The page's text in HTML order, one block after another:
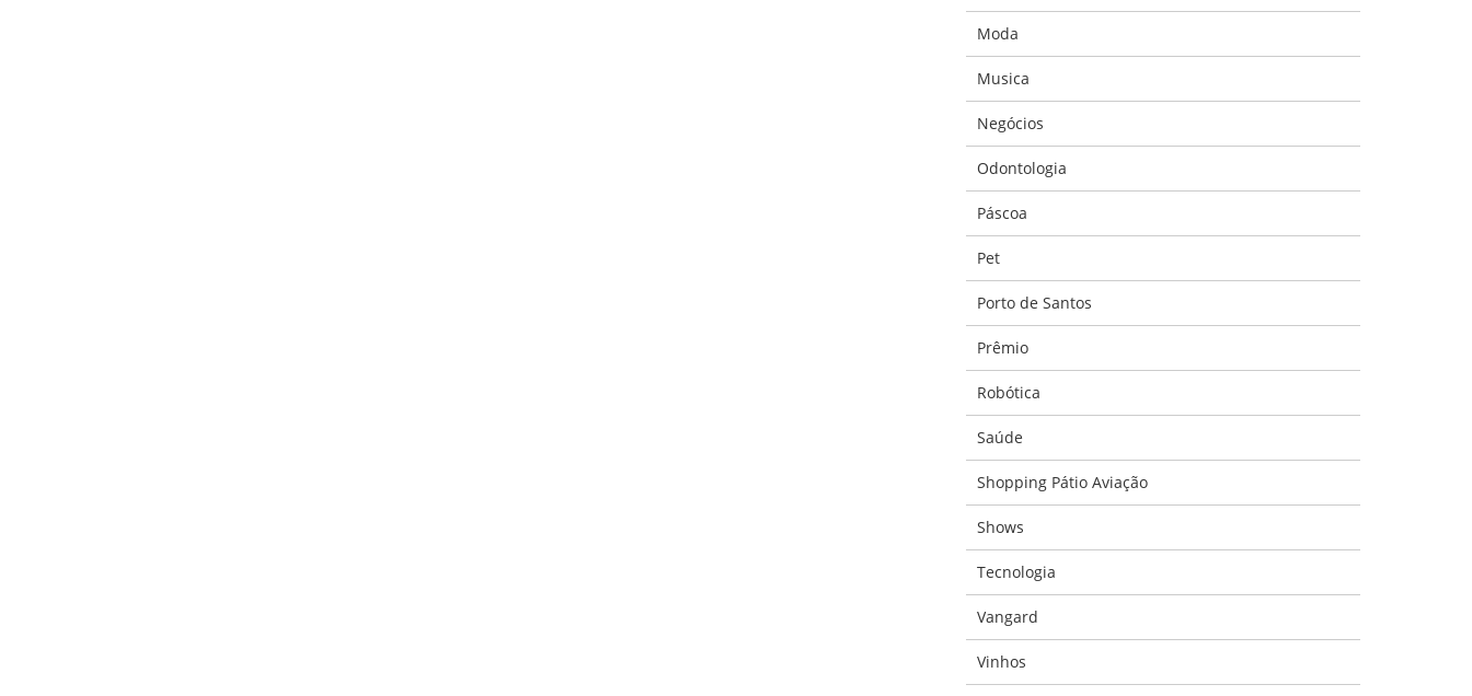
Moda
Musica
Negócios
Odontologia
Páscoa
Pet
Porto de Santos
Prêmio
Robótica
Saúde
Shopping Pátio Aviação
Shows
Tecnologia
Vangard
Vinhos